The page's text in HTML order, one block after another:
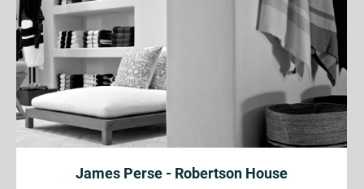
James Perse - Robertson House